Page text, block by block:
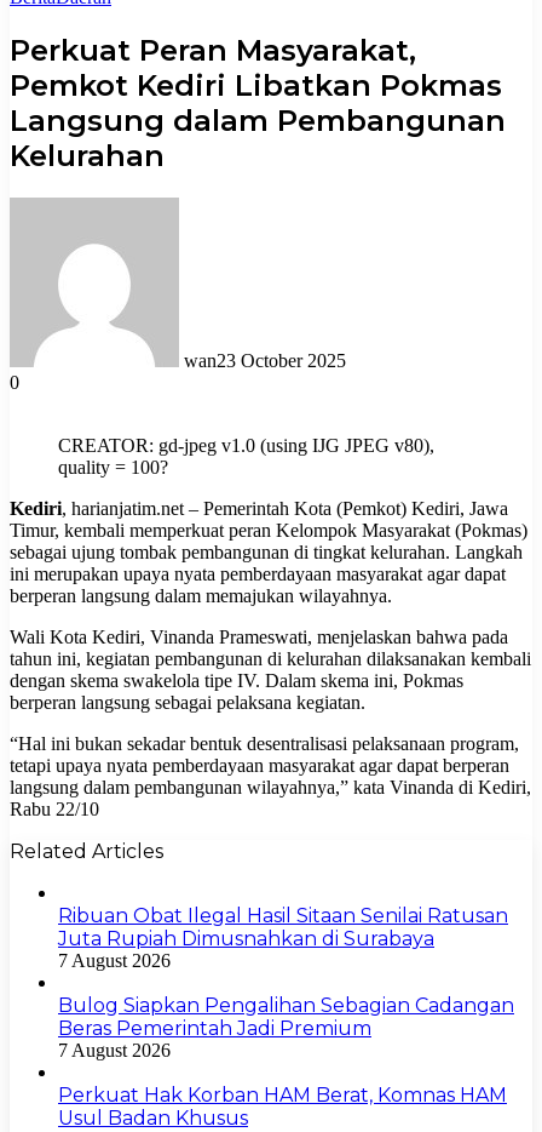
Perkuat Peran Masyarakat,
Pemkot Kediri Libatkan Pokmas
Langsung dalam Pembangunan
Kelurahan
wan23 October 2025
0
CREATOR: gd-jpeg v1.0 (using IJG JPEG v80),
quality = 100?
Kediri, harianjatim.net – Pemerintah Kota (Pemkot) Kediri, Jawa
Timur, kembali memperkuat peran Kelompok Masyarakat (Pokmas)
sebagai ujung tombak pembangunan di tingkat kelurahan. Langkah
ini merupakan upaya nyata pemberdayaan masyarakat agar dapat
berperan langsung dalam memajukan wilayahnya.
​Wali Kota Kediri, Vinanda Prameswati, menjelaskan bahwa pada
tahun ini, kegiatan pembangunan di kelurahan dilaksanakan kembali
dengan skema swakelola tipe IV. Dalam skema ini, Pokmas
berperan langsung sebagai pelaksana kegiatan.
​“Hal ini bukan sekadar bentuk desentralisasi pelaksanaan program,
tetapi upaya nyata pemberdayaan masyarakat agar dapat berperan
langsung dalam pembangunan wilayahnya,” kata Vinanda di Kediri,
Rabu 22/10
Related Articles
Ribuan Obat Ilegal Hasil Sitaan Senilai Ratusan
Juta Rupiah Dimusnahkan di Surabaya
7 August 2026
Bulog Siapkan Pengalihan Sebagian Cadangan
Beras Pemerintah Jadi Premium
7 August 2026
Perkuat Hak Korban HAM Berat, Komnas HAM
Usul Badan Khusus